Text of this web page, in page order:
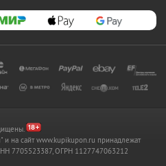
и на сайт www.kupikupon.ru принадлежат
7705523387, ОГРН 1127747063212